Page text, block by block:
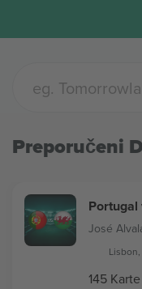
Preporučeni
Portugal
José
145 Karte